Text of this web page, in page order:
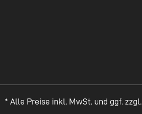
* Alle Preise inkl. MwSt. und ggf. zzgl.